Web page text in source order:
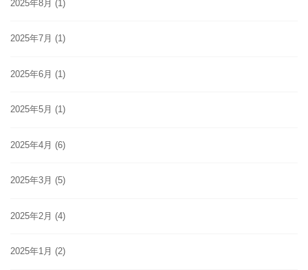
2025年8月 (1)
2025年7月 (1)
2025年6月 (1)
2025年5月 (1)
2025年4月 (6)
2025年3月 (5)
2025年2月 (4)
2025年1月 (2)